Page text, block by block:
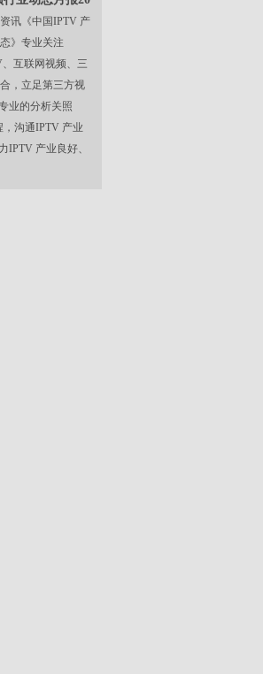
讯《中国IPTV 产
》专业关注
、互联网视频、三
，立足第三方视
业的分析关照
沟通IPTV 产业
IPTV 产业良好、